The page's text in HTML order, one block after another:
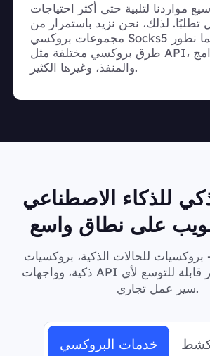
مواردنا لتلبية حتى أكثر احتياجات
تطلبًا. لذلك، نحن نزيد باستمرار من
مجموعات بروكسي Socks5 السكنية لدينا. كما نطور
طرق بروكسي مختلفة مثل API، البرامج، IP
والمنفذ، وغيرها الكثير.
للذكاء الاصطناعي
على نطاق واسع
بروكسيات للحالات الذكية، بروكسيات
ذكية، وواجهات API للسكرابينج بأسعار قابلة للتوسع لأي
سير عمل تجاري.
خدمات البروكسي